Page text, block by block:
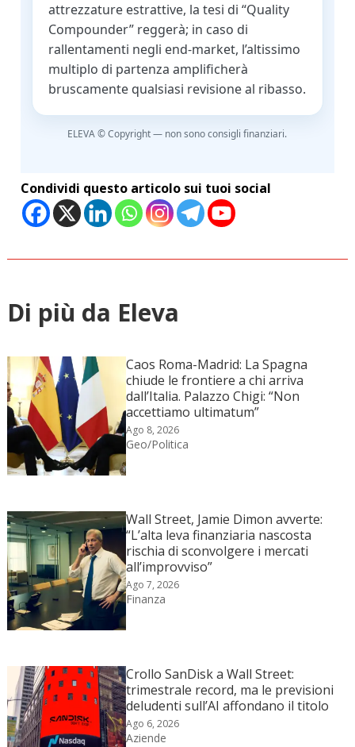
attrezzature estrattive, la tesi di “Quality
Compounder” reggerà; in caso di
rallentamenti negli end-market, l’altissimo
multiplo di partenza amplificherà
bruscamente qualsiasi revisione al ribasso.
ELEVA © Copyright — non sono consigli finanziari.
Condividi questo articolo sui tuoi social
Di più da Eleva
Caos Roma-Madrid: La Spagna
chiude le frontiere a chi arriva
dall’Italia. Palazzo Chigi: “Non
accettiamo ultimatum”
Ago 8, 2026
Geo/Politica
Wall Street, Jamie Dimon avverte:
“L’alta leva finanziaria nascosta
rischia di sconvolgere i mercati
all’improvviso”
Ago 7, 2026
Finanza
Crollo SanDisk a Wall Street:
trimestrale record, ma le previsioni
deludenti sull’AI affondano il titolo
Ago 6, 2026
Aziende